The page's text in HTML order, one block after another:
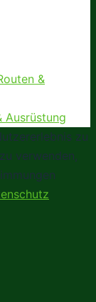
&
Ausrüstung
zu
verwenden,